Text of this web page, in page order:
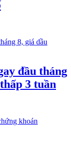
đầu tháng
3 tuần